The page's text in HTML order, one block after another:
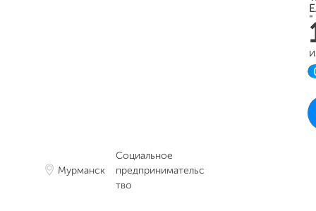
Мурманск
Социальное
предпринимательс
тво